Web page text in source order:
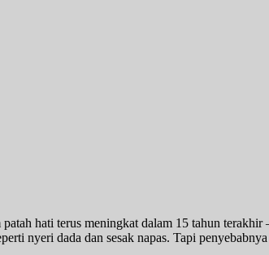
hati terus meningkat dalam 15 tahun terakhir
nyeri dada dan sesak napas. Tapi